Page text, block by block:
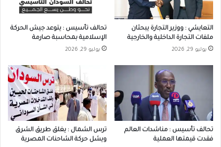
التعايشي : ووزير التجارة يبحثان
ملفات التجارة الداخلية والخارجية
يوليو 29, 2026
تحالف تأسيس : يتوعد جيش الحركة
الإسلامية بمحاسبة صارمة
يوليو 29, 2026
تحالف تأسيس : مناشدات العالم
فقدت قيمتها العملية
ترس الشمال : يغلق طريق الشرق
ويشل حركة الشاحنات المصرية